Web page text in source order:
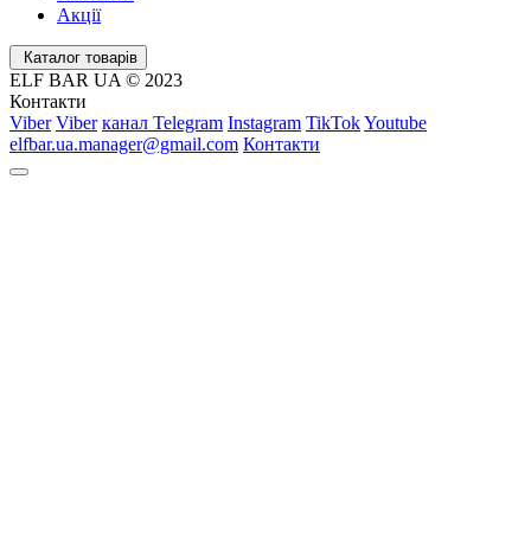
Акції
Каталог товарів
ELF BAR UA © 2023
Контакти
Viber Viber канал Telegram Instagram TikTokYoutube
elfbar.ua.manager@gmail.com Контакти